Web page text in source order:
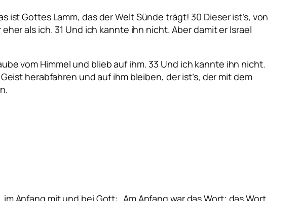
Gottes Lamm, das der Welt Sünde trägt! 30 Dieser ist’s, von
als ich. 31 Und ich kannte ihn nicht. Aber damit er Israel
vom Himmel und blieb auf ihm. 33 Und ich kannte ihn nicht.
herabfahren und auf ihm bleiben, der ist’s, der mit dem
Anfang mit und bei Gott: „Am Anfang war das Wort; das Wort